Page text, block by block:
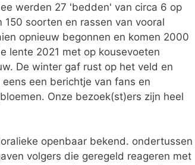
werden 27 'bedden' van circa 6 op
soorten en rassen van vooral
opnieuw begonnen en komen 2000
lente 2021 met op kousevoeten
De winter gaf rust op het veld en
een berichtje van fans en
Onze bezoek(st)ers zijn heel
openbaar bekend. ondertussen
volgers die geregeld reageren met